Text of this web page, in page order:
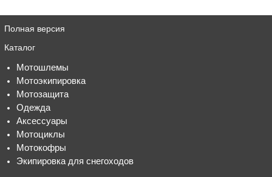
Полная версия
Каталог
Мотошлемы
Мотоэкипировка
Мотозащита
Одежда
Аксессуары
Мотоциклы
Мотокофры
Экипировка для снегоходов